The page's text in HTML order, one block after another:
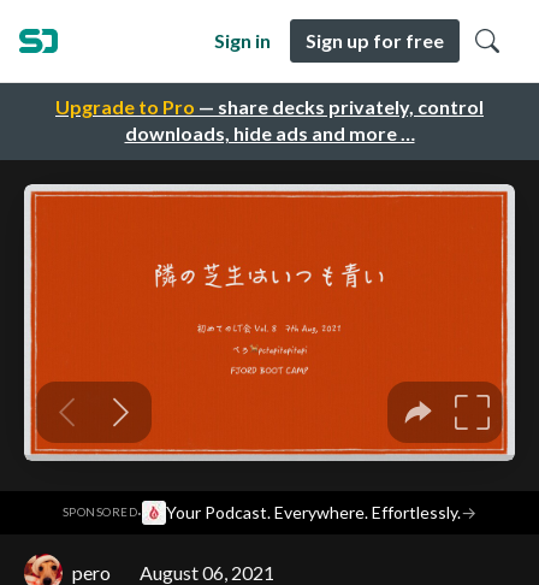
Upgrade to Pro — share decks privately, control
downloads, hide ads and more …
Sign in Sign up for free
SPONSORED· Your Podcast. Everywhere. Effortlessly.→
pero August 06, 2021